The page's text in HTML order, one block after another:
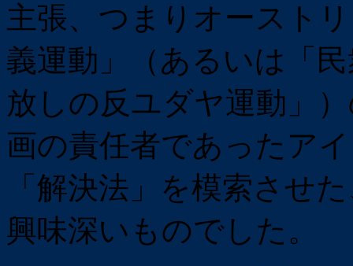
主張、つまりオースト
義運動」（あるいは「
放しの反ユダヤ運動」
画の責任者であったア
「解決法」を模索させ
興味深いものでした。